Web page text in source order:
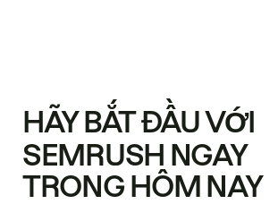
HÃY BẮT ĐẦU VỚI
SEMRUSH NGAY
TRONG HÔM NAY